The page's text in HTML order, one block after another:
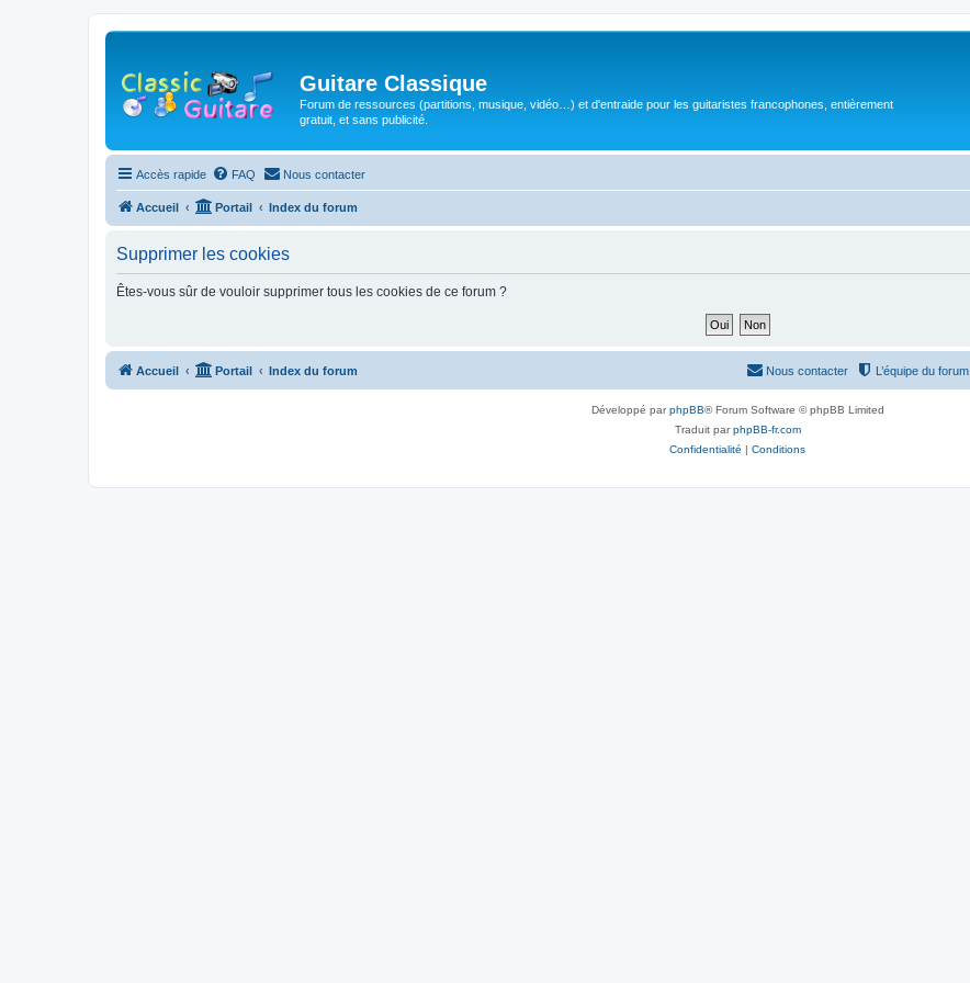
Guitare Classique
Forum de ressources (partitions, musique, vidéo…) et d'entraide pour les guitaristes francophones, entièrement
gratuit, et sans publicité.
Accès rapide FAQ Nous contacter
Accueil Portail Index du forum
Supprimer les cookies
Êtes-vous sûr de vouloir supprimer tous les cookies de ce forum ?
Accueil Portail Index du forum L’équipe du forum
Nous contacter
Développé parphpBB® Forum Software © phpBB Limited
Traduit parphpBB-fr.com
Confidentialité | Conditions